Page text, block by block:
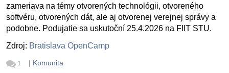
zameriava na témy otvorených technológii, otvoreného
softvéru, otvorených dát, ale aj otvorenej verejnej správy a
podobne. Podujatie sa uskutoční 25.4.2026 na FIIT STU.
Zdroj: Bratislava OpenCamp
1 | Komunita